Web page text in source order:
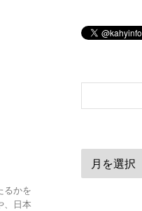
るかを
、日本